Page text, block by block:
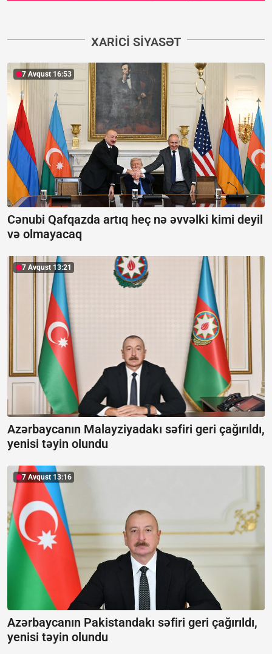
XARICI SIYASƏT
7 Avqust 16:53
Cənubi Qafqazda artıq heç nə əvvəlki kimi deyil
və olmayacaq
7 Avqust 13:21
Azərbaycanın Malayziyadakı səfiri geri çağırıldı,
yenisi təyin olundu
7 Avqust 13:16
Azərbaycanın Pakistandakı səfiri geri çağırıldı,
yenisi təyin olundu